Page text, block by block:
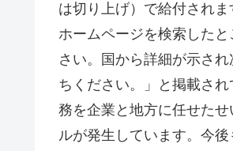
は切り上げ）で給付され
ホームページを検索した
さい。国から詳細が示さ
ちください。」と掲載さ
務を企業と地方に任せた
ルが発生しています。今